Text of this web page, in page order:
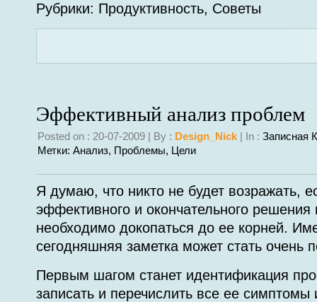
Рубрики: Продуктивность, Советы
Эффективный анализ проблем
Posted on : 20-07-2009 | By : Design_Nick | In : Записная
Метки: Анализ, Проблемы, Цели
Я думаю, что никто не будет возражать,
эффективного и окончательного
необходимо докопаться до ее корней.
сегодняшняя заметка может стать очень
Первым шагом станет идентификация
записать и перечислить все ее